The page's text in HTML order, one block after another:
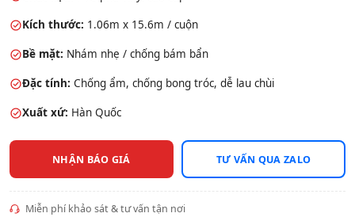
Kích thước: 1.06m x 15.6m / cuộn
Bề mặt: Nhám nhẹ / chống bám bẩn
Đặc tính: Chống ẩm, chống bong tróc, dễ lau chùi
Xuất xứ: Hàn Quốc
NHẬN BÁO GIÁ TƯ VẤN QUA ZALO
Miễn phí khảo sát & tư vấn tận nơi